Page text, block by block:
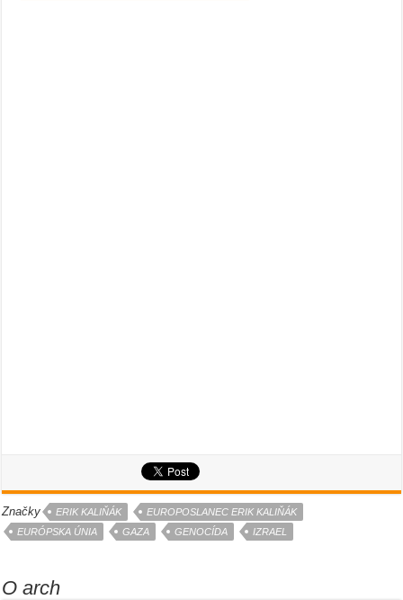
Značky ERIK KALIŇÁK
EUROPOSLANEC ERIK KALIŇÁK
EURÓPSKA ÚNIA
GAZA GENOCÍDA IZRAEL
O arch